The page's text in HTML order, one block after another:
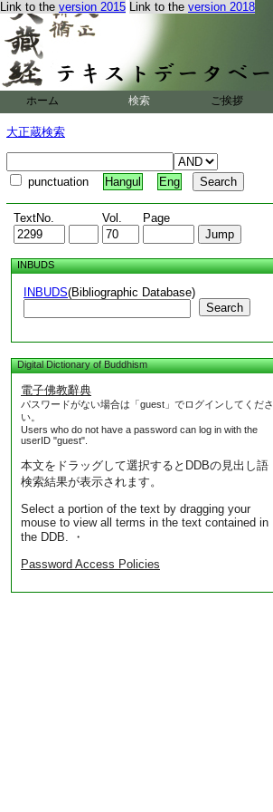
Link to the version 2015 Link to the version 2018
ホーム 検索 ご挨拶
大正蔵検索
punctuation Hangul Eng
TextNo. Vol. Page
INBUDS
INBUDS(Bibliographic Database)
Search
Digital Dictionary of Buddhism
電子佛教辭典
パスワードがない場合は「guest」でログインしてくださ
い。
Users who do not have a password can log in with the
userID "guest".
本文をドラッグして選択するとDDBの見出し語
検索結果が表示されます。
Select a portion of the text by dragging your
mouse to view all terms in the text contained in
the DDB. ・
Password Access Policies